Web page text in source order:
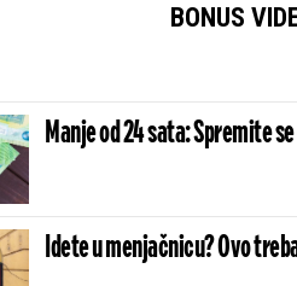
BONUS
Manje od 24 sata: Spremite
Idete u menjačnicu? Ovo